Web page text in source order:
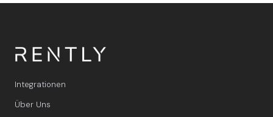
Integrationen
Über Uns